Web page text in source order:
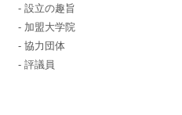
- 設立の趣旨
- 加盟大学院
- 協力団体
- 評議員